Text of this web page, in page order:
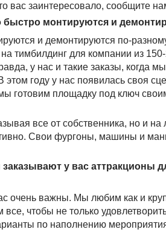
вас заинтересовало, сообщите
быстро монтируются и
и демонтируются по-
тимбилдинг для компании из
у нас и такие заказы, когда
этом году у нас появилась своя
готовим площадку под ключ
все от собственника, но и на
Свои фургоны, машины и
у вас аттракционы
очень важны. Мы любим как и
чтобы не только
по наполнению